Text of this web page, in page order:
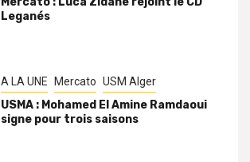
Leganés
A LA UNE Mercato USM Alger
USMA : Mohamed El Amine Ramdaoui
signe pour trois saisons